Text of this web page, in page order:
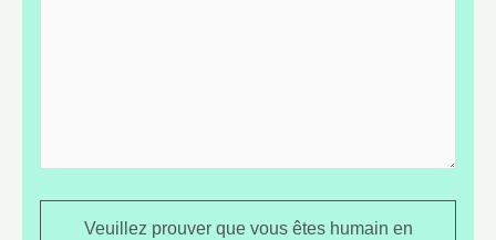
Veuillez prouver que vous êtes humain en